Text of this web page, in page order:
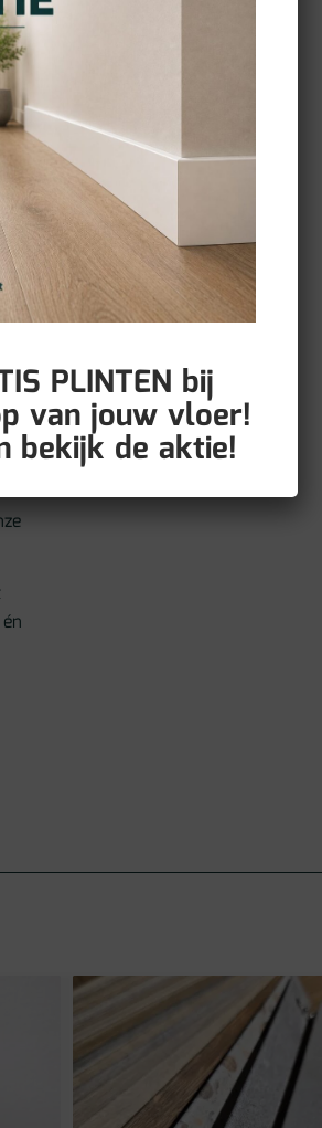
PLINTEN bij
van jouw vloer!
bekijk de aktie!